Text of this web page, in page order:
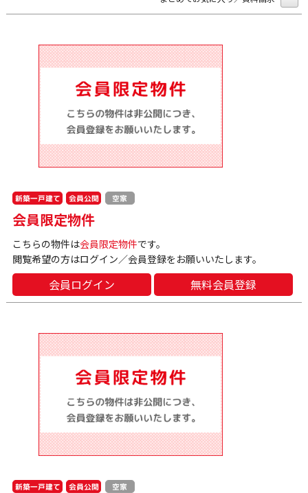
新築一戸建て 会員公開 空家
会員限定物件
こちらの物件は会員限定物件です。
閲覧希望の方はログイン／会員登録をお願いいたします。
会員ログイン 無料会員登録
新築一戸建て 会員公開 空家